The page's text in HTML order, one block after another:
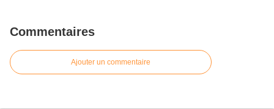
Commentaires
Ajouter un commentaire